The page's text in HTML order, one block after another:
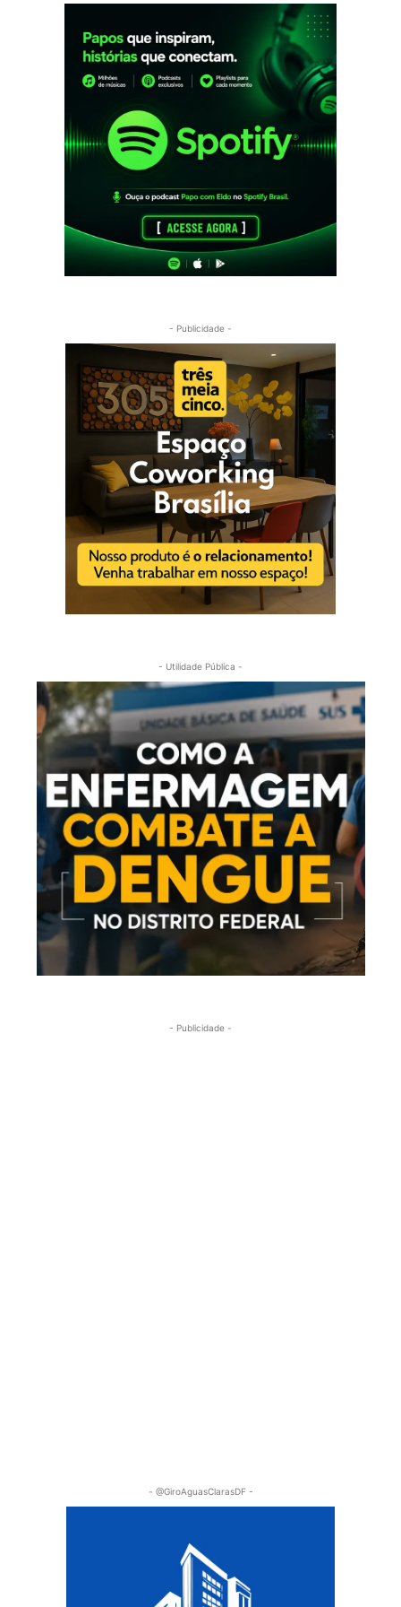
- Publicidade -
- Utilidade Pública -
- Publicidade -
- @GiroAguasClarasDF -